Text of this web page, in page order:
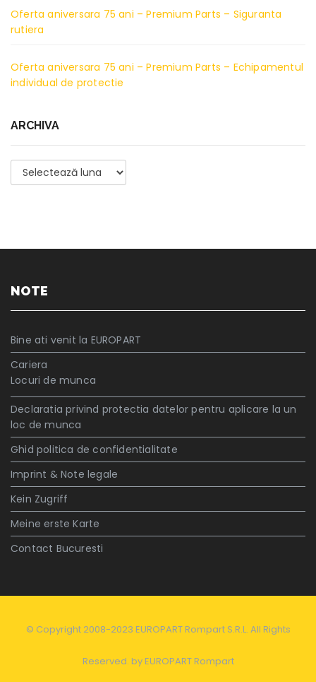
Oferta aniversara 75 ani – Premium Parts – Siguranta
rutiera
Oferta aniversara 75 ani – Premium Parts – Echipamentul
individual de protectie
ARCHIVA
Archiva
NOTE
Bine ati venit la EUROPART
Cariera
Locuri de munca
Declaratia privind protectia datelor pentru aplicare la un
loc de munca
Ghid politica de confidentialitate
Imprint & Note legale
Kein Zugriff
Meine erste Karte
Contact Bucuresti
© Copyright 2008-2023 EUROPART Rompart S.R.L. All Rights
Reserved. byEUROPART Rompart